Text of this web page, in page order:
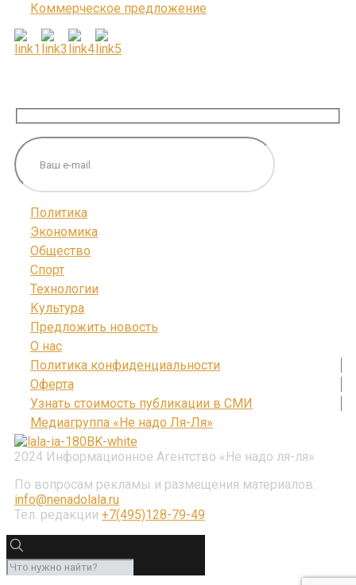
Коммерческое предложение
Политика
Экономика
Общество
Спорт
Технологии
Культура
Предложить новость
О нас
2024 Информационное Агентство «Не надо ля-ля»
По вопросам рекламы и размещения материалов:
info@nenadolala.ru
Тел. редакции +7(495)128-79-49
Политика конфиденциальности
Оферта
Узнать стоимость публикации в СМИ
Медиагруппа «Не надо Ля-Ля»